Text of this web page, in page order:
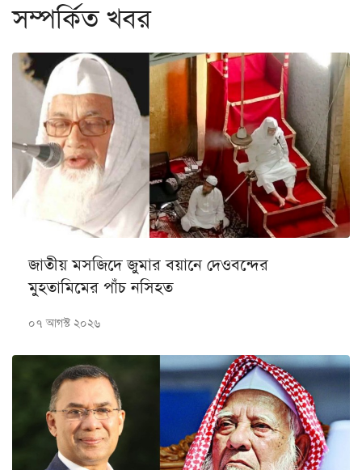
সম্পর্কিত খবর
জাতীয় মসজিদে জুমার বয়ানে দেওবন্দের
মুহতামিমের পাঁচ নসিহত
০৭ আগস্ট ২০২৬